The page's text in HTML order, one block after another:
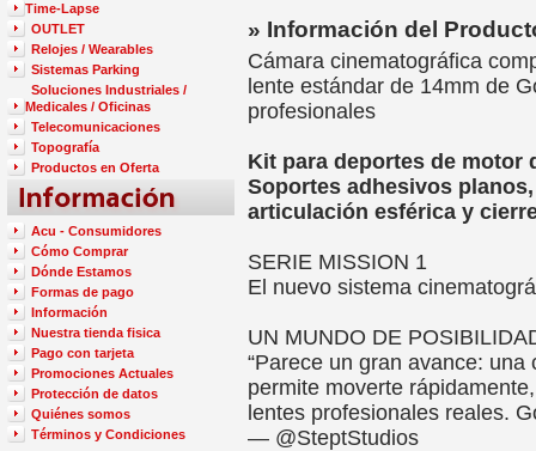
Time-Lapse
OUTLET
Relojes / Wearables
Sistemas Parking
Soluciones Industriales /
Medicales / Oficinas
Telecomunicaciones
Topografía
Productos en Oferta
Acu - Consumidores
Cómo Comprar
Dónde Estamos
Formas de pago
Información
Nuestra tienda fisica
Pago con tarjeta
Promociones Actuales
Protección de datos
Quiénes somos
Términos y Condiciones
» Información del
Cámara cinematográfica
lente estándar de 14mm de
profesionales
Kit para deportes de motor
Soportes adhesivos
articulación esférica y
SERIE MISSION 1
El nuevo sistema
UN MUNDO DE
“Parece un gran avance:
permite moverte
lentes profesionales reales.
— @SteptStudios